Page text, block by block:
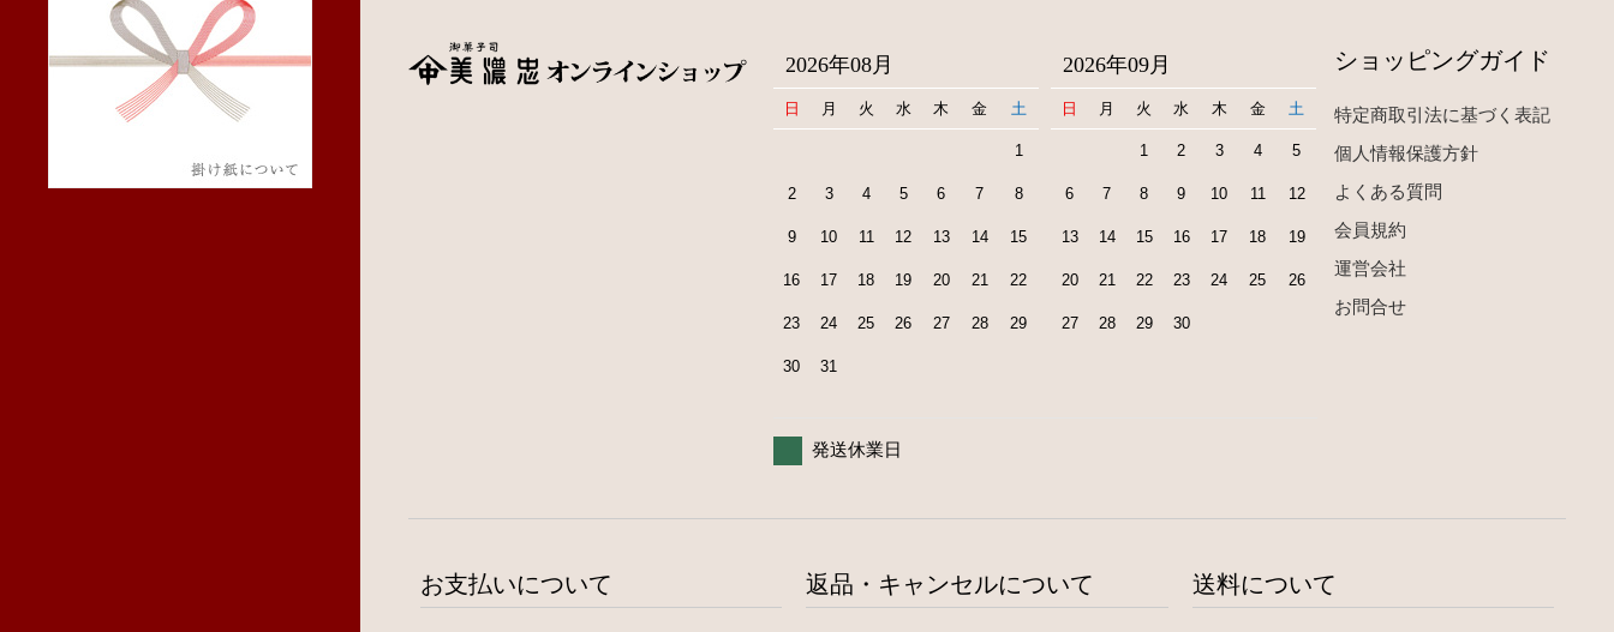
2026年08月
日 月 火 水 木 金 土
1
2 3 4 5 6 7 8
9 10 11 12 13 14 15
16 17 18 19 20 21 22
23 24 25 26 27 28 29
30 31
2026年09月
日 月 火 水 木 金 土
1 2 3 4 5
6 7 8 9 10 11 12
13 14 15 16 17 18 19
20 21 22 23 24 25 26
27 28 29 30
発送休業日
ショッピングガイド
特定商取引法に基づく表記
個人情報保護方針
よくある質問
会員規約
運営会社
お問合せ
お支払いについて 返品・キャンセルについて 送料について